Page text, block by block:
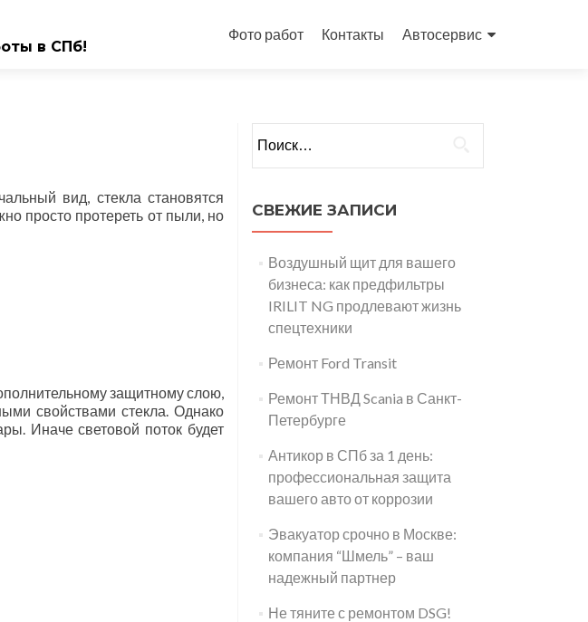
в СПб!
к
Фото работ Контакты Автосервис
вид, стекла становятся
просто протереть от пыли, но
защитному слою,
свойствами стекла. Однако
Иначе световой поток будет
СВЕЖИЕ ЗАПИСИ
Воздушный щит для вашего
бизнеса: как предфильтры
IRILIT NG продлевают жизнь
спецтехники
Ремонт Ford Transit
Ремонт ТНВД Scania в Санкт-
Петербурге
Антикор в СПб за 1 день:
профессиональная защита
вашего авто от коррозии
Эвакуатор срочно в Москве:
компания “Шмель” – ваш
надежный партнер
Не тяните с ремонтом DSG!